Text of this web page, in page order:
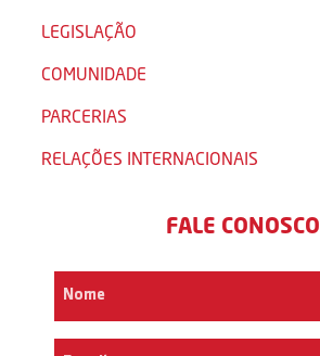
LEGISLAÇÃO
COMUNIDADE
PARCERIAS
RELAÇÕES INTERNACIONAIS
FALE CONOSCO